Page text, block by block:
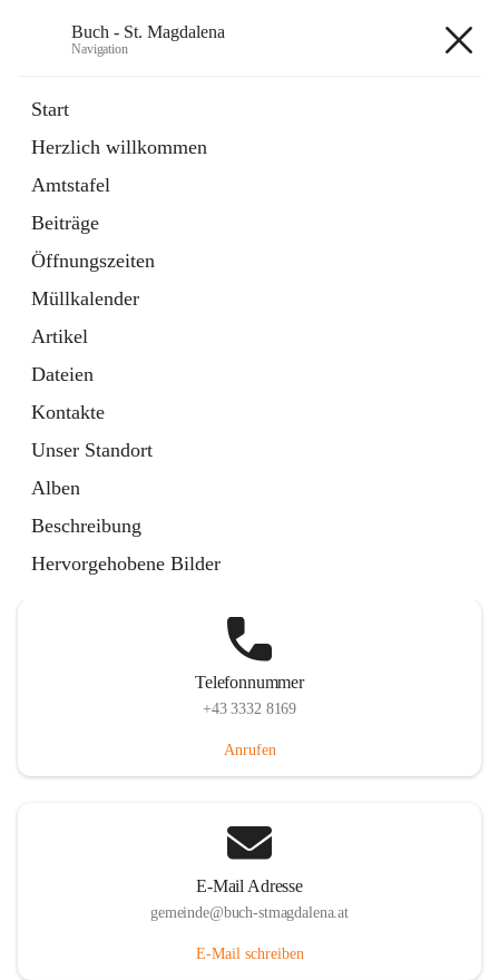
Buch - St. Magdalena
Navigation
Start
Herzlich willkommen
Amtstafel
Beiträge
Öffnungszeiten
Müllkalender
Artikel
Dateien
Kontakte
Unser Standort
Alben
Beschreibung
Hervorgehobene Bilder
11 Schnellzugriffe
Bürgerservice
10 Schnellzugriffe
Telefonnummer
+43 3332 8169
Anrufen
E-Mail Adresse
gemeinde@buch-stmagdalena.at
E-Mail schreiben